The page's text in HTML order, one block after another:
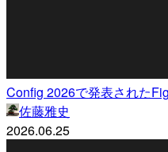
Config 2026で発表された
佐藤雅史
2026.06.25